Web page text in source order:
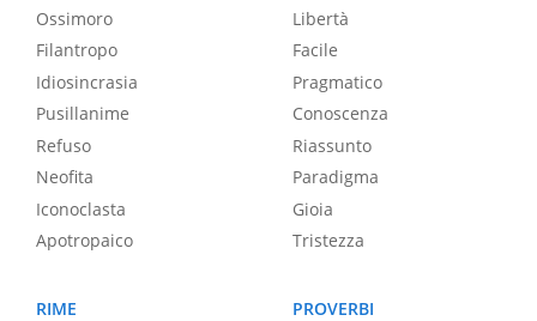
Ossimoro
Filantropo
Idiosincrasia
Pusillanime
Refuso
Neofita
Iconoclasta
Apotropaico
Libertà
Facile
Pragmatico
Conoscenza
Riassunto
Paradigma
Gioia
Tristezza
RIME
PROVERBI